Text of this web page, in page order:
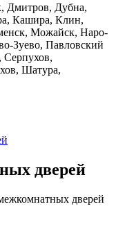
Дмитров, Дубна,
Кашира, Клин,
Можайск, Наро-
Зуево, Павловский
Шатура,
дверей
дверей